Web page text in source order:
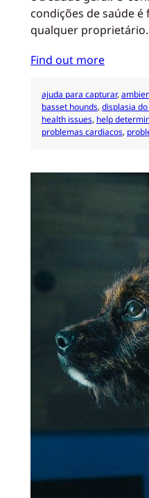
condições de saúde
qualquer
Find out more
ajuda para capturar,
basset hounds, displasia
health issues, help
problemas cardiacos,